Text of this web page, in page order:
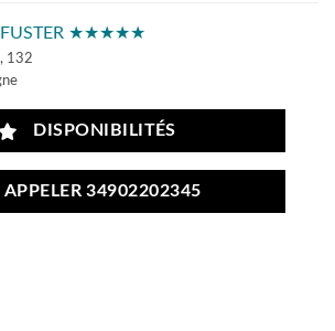
FUSTER ★★★★★
132
DISPONIBILITÉS
APPELER 34902202345